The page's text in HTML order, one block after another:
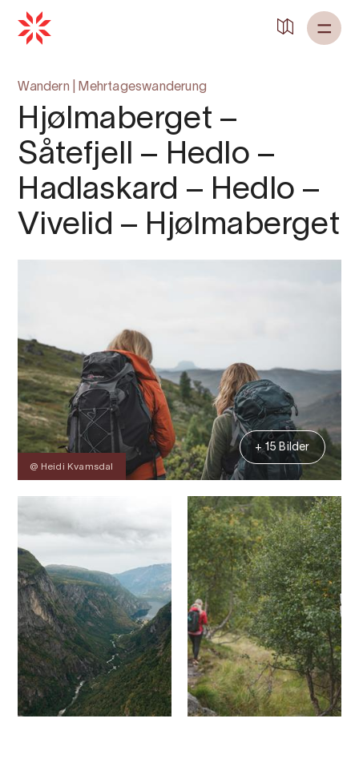
Wandern Mehrtageswanderung
Hjølmaberget –
Såtefjell – Hedlo –
Hadlaskard – Hedlo –
Vivelid – Hjølmaberget
@ Heidi Kvamsdal
+ 15 Bilder